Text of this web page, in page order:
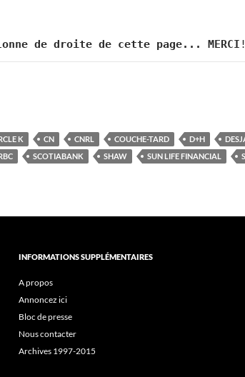
de droite de cette page... MERCI !
K CN CNRL COUCHE-TARD D+H
SCOTIABANK SHAW SUN LIFE FINANCIAL
INFORMATIONS SUPPLÉMENTAIRES
A propos
Annoncez ici
Bloc de presse
Nous contacter
Archives 1997-2015